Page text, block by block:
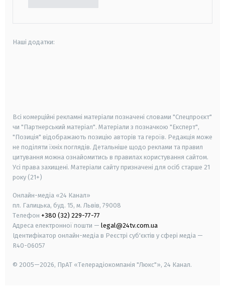
Наші додатки:
Всі комерційні рекламні матеріали позначені словами "Спецпроєкт"
чи "Партнерський матеріал". Матеріали з позначкою "Експерт",
"Позиція" відображають позицію авторів та героїв. Редакція може
не поділяти їхніх поглядів. Детальніше щодо реклами та правил
цитування можна ознайомитись в правилах користування сайтом.
Усі права захищені. Матеріали сайту призначені для осіб старше 21
року (21+)
Онлайн-медіа «24 Канал»
пл. Галицька, буд. 15, м. Львів, 79008
Телефон +380 (32) 229-77-77
Адреса електронної пошти — legal@24tv.com.ua
Ідентифікатор онлайн-медіа в Реєстрі суб'єктів у сфері медіа —
R40-06057
© 2005—2026, ПрАТ «Телерадіокомпанія "Люкс"», 24 Канал.